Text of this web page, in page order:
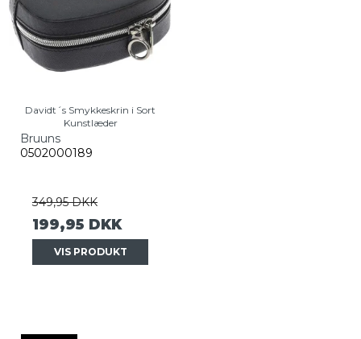
Davidt´s Smykkeskrin i Sort
Kunstlæder
Bruuns
0502000189
349,95 DKK
199,95 DKK
VIS PRODUKT